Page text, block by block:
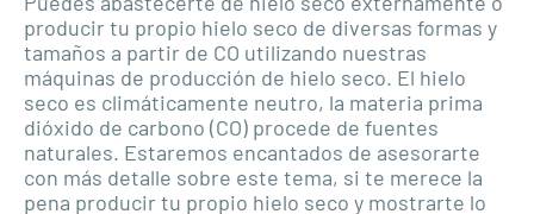
producir tu propio hielo seco de diversas formas y
tamaños a partir de CO utilizando nuestras
máquinas de producción de hielo seco. El hielo
seco es climáticamente neutro, la materia prima
dióxido de carbono (CO) procede de fuentes
naturales. Estaremos encantados de asesorarte
con más detalle sobre este tema, si te merece la
pena producir tu propio hielo seco y mostrarte lo